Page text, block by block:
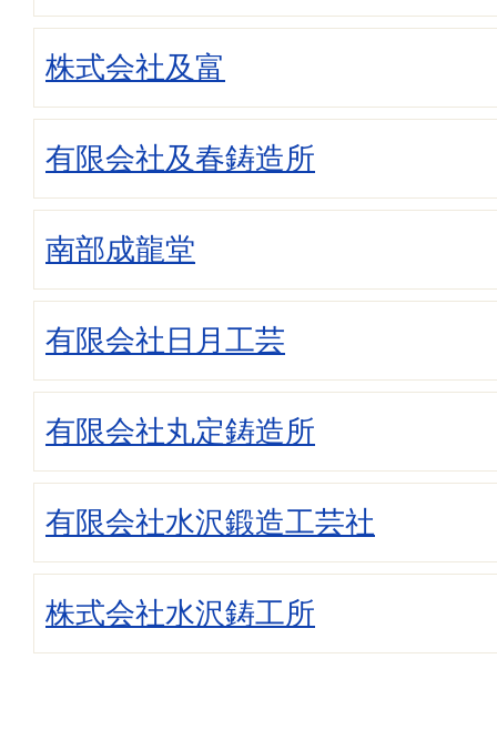
株式会社及富
有限会社及春鋳造所
南部成龍堂
有限会社日月工芸
有限会社丸定鋳造所
有限会社水沢鍛造工芸社
株式会社水沢鋳工所